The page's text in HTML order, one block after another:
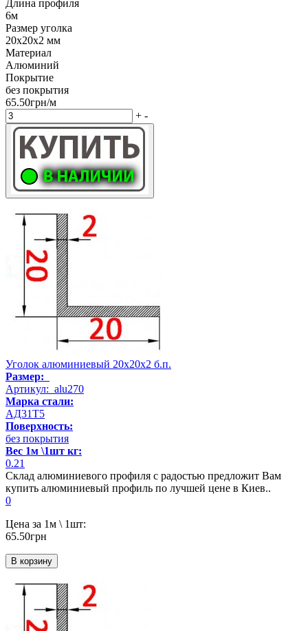
Длина профиля
6м
Размер уголка
20х20х2 мм
Материал
Алюминий
Покрытие
без покрытия
65.50грн/м
+ -
Уголок алюминиевый 20х20х2 б.п.
Размер:
Артикул: alu270
Марка стали:
АД31Т5
Поверхность:
без покрытия
Вес 1м \1шт кг:
0.21
Склад алюминиевого профиля с радостью предложит Вам
купить алюминиевый профиль по лучшей цене в Киев..
0
Цена за 1м \ 1шт:
65.50грн
В корзину